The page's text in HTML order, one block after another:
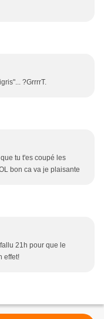
?GrrrrT.
tu t'es coupé les
bon ca va je plaisante
21h pour que le
effet!